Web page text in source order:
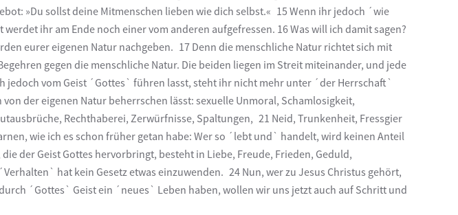
»Du sollst deine Mitmenschen lieben wie dich selbst.« 15 Wenn ihr jedoch ´wie
ihr am Ende noch einer vom anderen aufgefressen. 16 Was will ich damit sagen?
eurer eigenen Natur nachgeben. 17 Denn die menschliche Natur richtet sich mit
gegen die menschliche Natur. Die beiden liegen im Streit miteinander, und jede
vom Geist ´Gottes` führen lasst, steht ihr nicht mehr unter ´der Herrschaft`
der eigenen Natur beherrschen lässt: sexuelle Unmoral, Schamlosigkeit,
Rechthaberei, Zerwürfnisse, Spaltungen, 21 Neid, Trunkenheit, Fressgier
wie ich es schon früher getan habe: Wer so ´lebt und` handelt, wird keinen Anteil
der Geist Gottes hervorbringt, besteht in Liebe, Freude, Frieden, Geduld,
hat kein Gesetz etwas einzuwenden. 24 Nun, wer zu Jesus Christus gehört,
´Gottes` Geist ein ´neues` Leben haben, wollen wir uns jetzt auch auf Schritt und